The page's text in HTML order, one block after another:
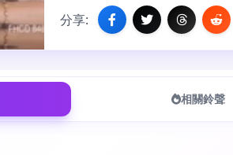
分享:
相關鈴聲